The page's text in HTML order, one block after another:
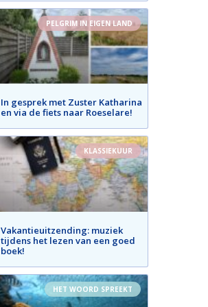
PELGRIM IN EIGEN LAND
In gesprek met Zuster Katharina
en via de fiets naar Roeselare!
KLASSIEKUUR
Vakantieuitzending: muziek
tijdens het lezen van een goed
boek!
HET WOORD SPREEKT